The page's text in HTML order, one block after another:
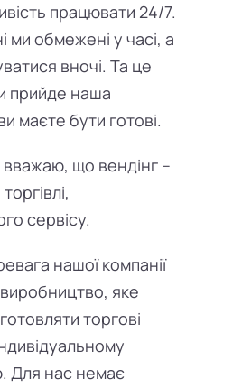
працювати 24/7.
ми обмежені у часі, а
вночі. Та це
прийде наша
маєте бути готові.
що вендінг –
сервісу.
нашої компанії
яке
торгові
Для нас немає